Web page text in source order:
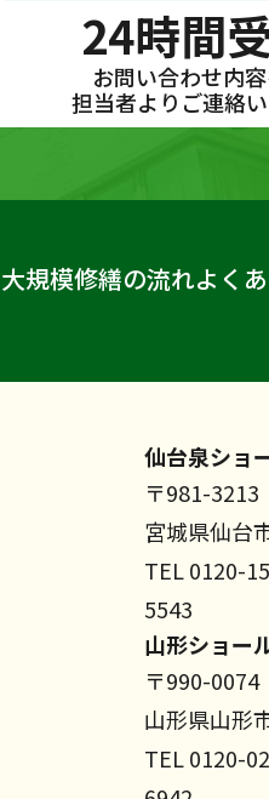
24時間
お問い合わせ内
担当者よりご連絡い
大規模修繕の流れよく
仙台泉ショ
〒981-3213
宮城県仙台
TEL 0120-
5543
山形ショー
〒990-0074
山形県山形
TEL 0120-